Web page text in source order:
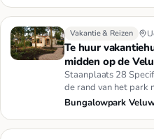
Vakantie & Reizen
Te huur
midden op de
Staanplaats 28
de rand van het park
HUISJE IS NIET BE…
Bungalowpark